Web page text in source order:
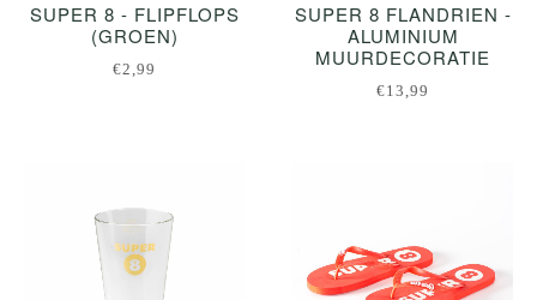
SUPER 8 - FLIPFLOPS
(GROEN)
€2,99
SUPER 8 FLANDRIEN -
ALUMINIUM
MUURDECORATIE
€13,99